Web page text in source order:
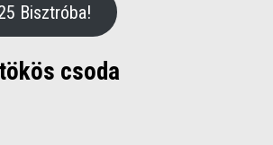
Bisztróba!
csoda